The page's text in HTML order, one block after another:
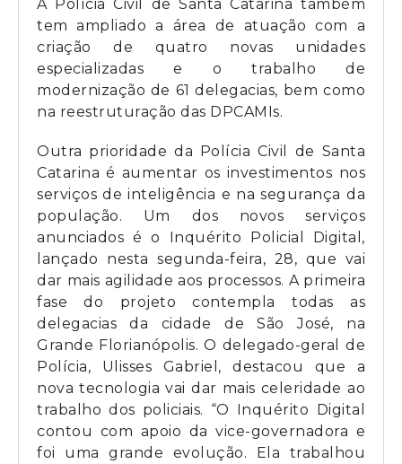
A Polícia Civil de Santa Catarina também
tem ampliado a área de atuação com a
criação de quatro novas unidades
especializadas e o trabalho de
modernização de 61 delegacias, bem como
na reestruturação das DPCAMIs.
Outra prioridade da Polícia Civil de Santa
Catarina é aumentar os investimentos nos
serviços de inteligência e na segurança da
população. Um dos novos serviços
anunciados é o Inquérito Policial Digital,
lançado nesta segunda-feira, 28, que vai
dar mais agilidade aos processos. A primeira
fase do projeto contempla todas as
delegacias da cidade de São José, na
Grande Florianópolis. O delegado-geral de
Polícia, Ulisses Gabriel, destacou que a
nova tecnologia vai dar mais celeridade ao
trabalho dos policiais. “O Inquérito Digital
contou com apoio da vice-governadora e
foi uma grande evolução. Ela trabalhou